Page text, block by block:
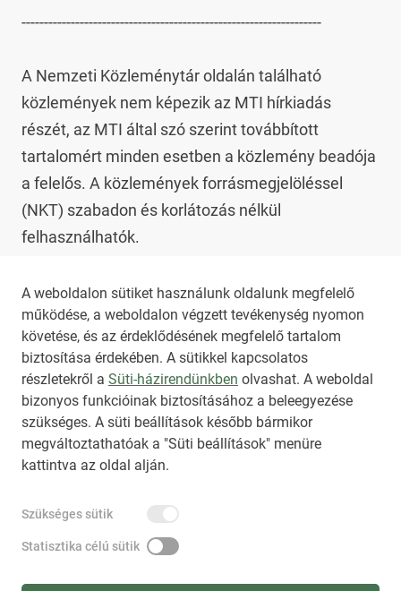
A weboldalon sütiket használunk oldalunk megfelelő
működése, a weboldalon végzett tevékenység nyomon
követése, és az érdeklődésének megfelelő tartalom
biztosítása érdekében. A sütikkel kapcsolatos
részletekről a Süti-házirendünkben olvashat. A weboldal
bizonyos funkcióinak biztosításához a beleegyezése
szükséges. A süti beállítások később bármikor
megváltoztathatóak a "Süti beállítások" menüre
kattintva az oldal alján.
Szükséges sütik
Statisztika célú sütik
-------------------------------------------------------------------
A Nemzeti Közleménytár oldalán található
közlemények nem képezik az MTI hírkiadás
részét, az MTI által szó szerint továbbított
tartalomért minden esetben a közlemény beadója
a felelős. A közlemények forrásmegjelöléssel
(NKT) szabadon és korlátozás nélkül
felhasználhatók.
Az NKT szolgáltatással kapcsolatban további
információt az nkt@dunamsz.hu elektronikus
levelező címen kaphat.
HIRADO.HU MEDIAKLIKK.HU
M4SPORT.HU NEMZETISPORT.HU
NEMZETI KÖZLEMÉNYTÁR MEGRENDELÉS
AKADÁLYMENTESÍTÉSI NYILATKOZAT
SÚGÓ